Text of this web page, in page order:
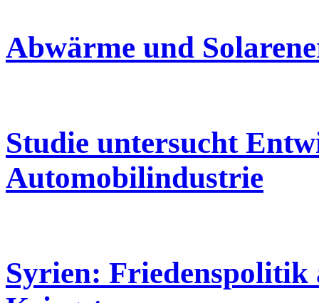
Abwärme und
Studie untersucht
Automobilindustrie
Syrien: Friedenspolitik